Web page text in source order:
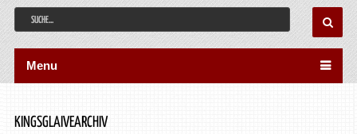
Menu
KINGSGLAIVEARCHIV